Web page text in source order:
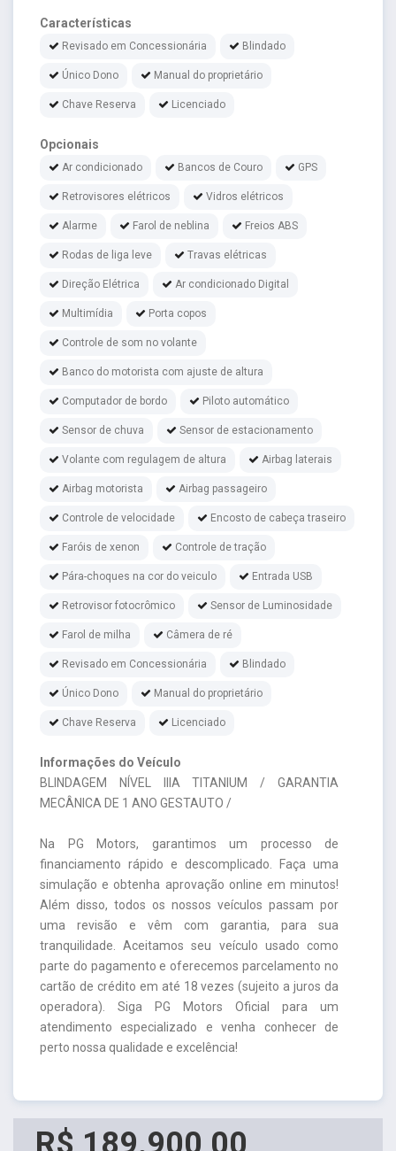
Características
Revisado em Concessionária Blindado
Único Dono Manual do proprietário
Chave Reserva Licenciado
Opcionais
Ar condicionado Bancos de Couro GPS
Retrovisores elétricos Vidros elétricos
Alarme Farol de neblina Freios ABS
Rodas de liga leve Travas elétricas
Direção Elétrica Ar condicionado Digital
Multimídia Porta copos
Controle de som no volante
Banco do motorista com ajuste de altura
Computador de bordo Piloto automático
Sensor de chuva Sensor de estacionamento
Volante com regulagem de altura Airbag laterais
Airbag motorista Airbag passageiro
Controle de velocidade Encosto de cabeça traseiro
Faróis de xenon Controle de tração
Pára-choques na cor do veiculo Entrada USB
Retrovisor fotocrômico Sensor de Luminosidade
Farol de milha Câmera de ré
Revisado em Concessionária Blindado
Único Dono Manual do proprietário
Chave Reserva Licenciado
Informações do Veículo
BLINDAGEM NÍVEL IIIA TITANIUM / GARANTIA
MECÂNICA DE 1 ANO GESTAUTO /
Na PG Motors, garantimos um processo de
financiamento rápido e descomplicado. Faça uma
simulação e obtenha aprovação online em minutos!
Além disso, todos os nossos veículos passam por
uma revisão e vêm com garantia, para sua
tranquilidade. Aceitamos seu veículo usado como
parte do pagamento e oferecemos parcelamento no
cartão de crédito em até 18 vezes (sujeito a juros da
operadora). Siga PG Motors Oficial para um
atendimento especializado e venha conhecer de
perto nossa qualidade e excelência!
R$ 189.900,00